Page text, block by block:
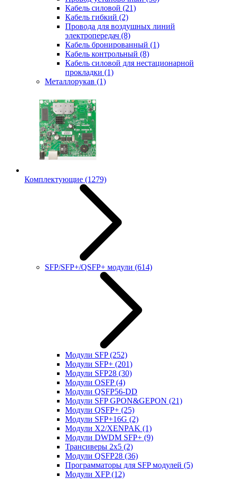
Кабель силовой (21)
Кабель гибкий (2)
Провода для воздушных линий
электропередач (8)
Кабель бронированный (1)
Кабель контрольный (8)
Кабель силовой для нестационарной
прокладки (1)
Металлорукав (1)
Комплектующие (1279)
SFP/SFP+/QSFP+ модули (614)
Модули SFP(252)
Модули SFP+ (201)
Модули SFP28 (30)
Модули OSFP(4)
Модули QSFP56-DD
Модули SFP GPON&GEPON (21)
Модули QSFP+ (25)
Модули SFP+16G (2)
Модули X2/XENPAK (1)
Модули DWDM SFP+ (9)
Трансиверы 2x5 (2)
Модули QSFP28 (36)
Программаторы для SFP модулей (5)
Модули XFP(12)